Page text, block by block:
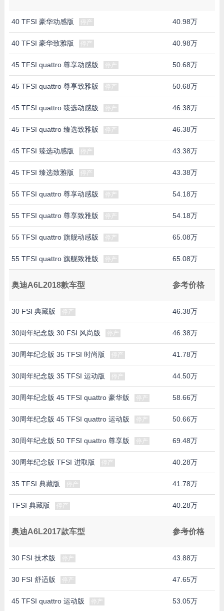
40 TFSI 豪华动感版 停产 40.98万
40 TFSI 豪华致雅版 停产 40.98万
45 TFSI quattro 尊享动感版 停产 50.68万
45 TFSI quattro 尊享致雅版 停产 50.68万
45 TFSI quattro 臻选动感版 停产 46.38万
45 TFSI quattro 臻选致雅版 停产 46.38万
45 TFSI 臻选动感版 停产 43.38万
45 TFSI 臻选致雅版 停产 43.38万
55 TFSI quattro 尊享动感版 停产 54.18万
55 TFSI quattro 尊享致雅版 停产 54.18万
55 TFSI quattro 旗舰动感版 停产 65.08万
55 TFSI quattro 旗舰致雅版 停产 65.08万
奥迪A6L2018款车型 参考价格
30 FSI 典藏版 停产 46.38万
30周年纪念版 30 FSI 风尚版 停产 46.38万
30周年纪念版 35 TFSI 时尚版 停产 41.78万
30周年纪念版 35 TFSI 运动版 停产 44.50万
30周年纪念版 45 TFSI quattro 豪华版 停产 58.66万
30周年纪念版 45 TFSI quattro 运动版 停产 50.66万
30周年纪念版 50 TFSI quattro 尊享版 停产 69.48万
30周年纪念版 TFSI 进取版 停产 40.28万
35 TFSI 典藏版 停产 41.78万
TFSI 典藏版 停产 40.28万
奥迪A6L2017款车型 参考价格
30 FSI 技术版 停产 43.88万
30 FSI 舒适版 停产 47.65万
45 TFSI quattro 运动版 停产 53.05万